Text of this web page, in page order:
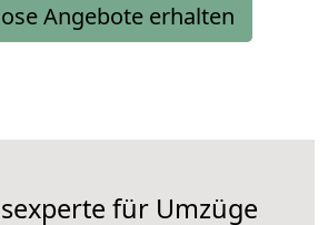
Angebote erhalten
für Umzüge